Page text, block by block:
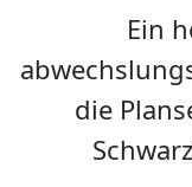
Ein
die